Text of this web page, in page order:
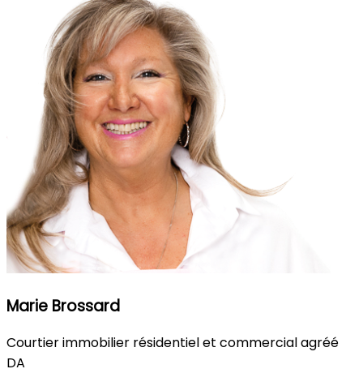
Marie Brossard
Courtier immobilier résidentiel et commercial agréé
DA